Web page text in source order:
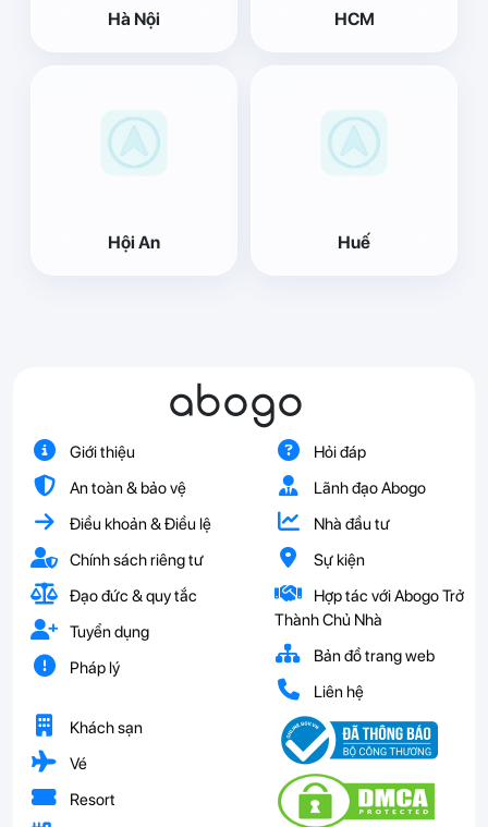
Hà Nội HCM
Hội An Huế
abogo
Giới thiệu
An toàn & bảo vệ
Điều khoản & Điều lệ
Chính sách riêng tư
Đạo đức & quy tắc
Tuyển dụng
Pháp lý
Hỏi đáp
Lãnh đạo Abogo
Nhà đầu tư
Sự kiện
Hợp tác với Abogo Trở
Thành Chủ Nhà
Bản đồ trang web
Liên hệ
Khách sạn
Vé
Resort